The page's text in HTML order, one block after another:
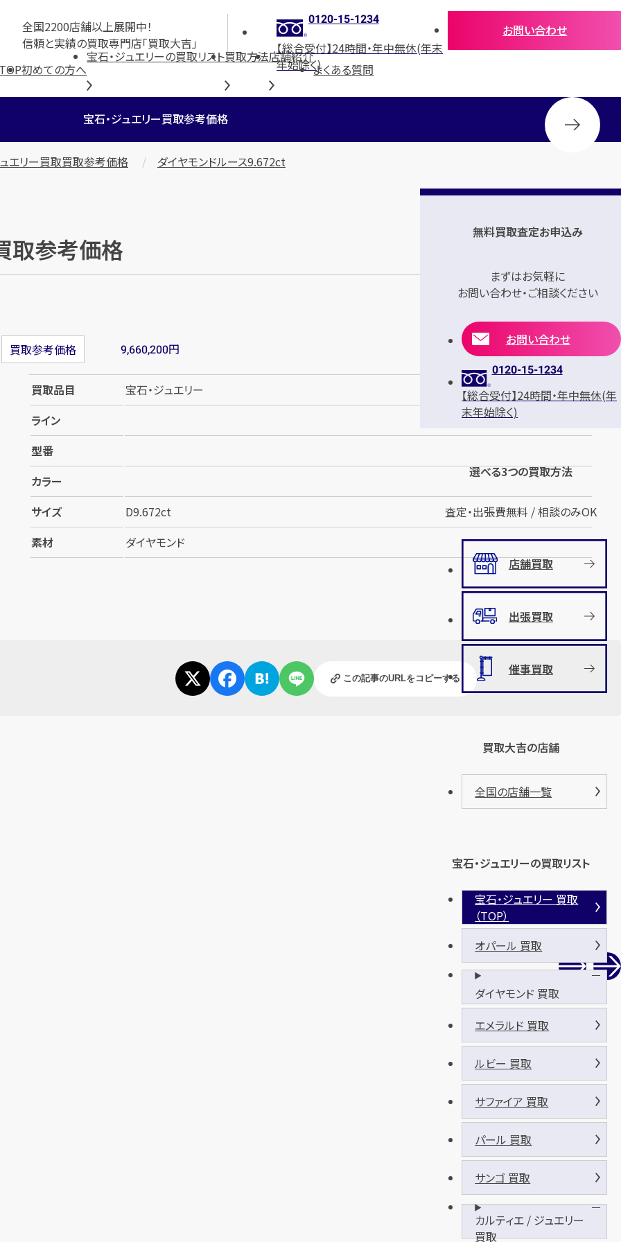
全国2200店舗以上展開中！
信頼と実績の買取専門店「買取大吉」
0120-15-1234
【総合受付】24時間・年中無休(年末
年始除く)
お問い合わせ
初めての方へ
宝石・ジュエリーの買取リスト買取方法店舗紹介
よくある質問
宝石・ジュエリー買取参考価格
エリー買取買取参考価格 ダイヤモンドルース9.672ct
取参考価格
買取参考価格 9,660,200円
買取品目
宝石・ジュエリー
ライン
型番
カラー
サイズ
D9.672ct
素材
ダイヤモンド
この記事のURLをコピーする
無料買取査定お申込み
まずはお気軽に
お問い合わせ・ご相談ください
お問い合わせ
0120-15-1234
【総合受付】24時間・年中無休(年
末年始除く)
選べる3つの買取方法
査定・出張費無料 / 相談のみOK
店舗買取
出張買取
催事買取
買取大吉の店舗
全国の店舗一覧
宝石・ジュエリーの買取リスト
宝石・ジュエリー 買取
（TOP）
オパール 買取
ダイヤモンド 買取
エメラルド 買取
ルビー 買取
サファイア 買取
パール 買取
サンゴ 買取
カルティエ / ジュエリー
買取